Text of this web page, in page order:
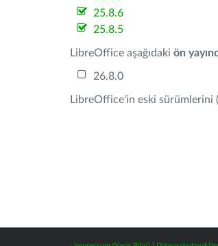
25.8.6
25.8.5
LibreOffice aşağıdaki ön
26.8.0
LibreOffice'in eski sürümlerini